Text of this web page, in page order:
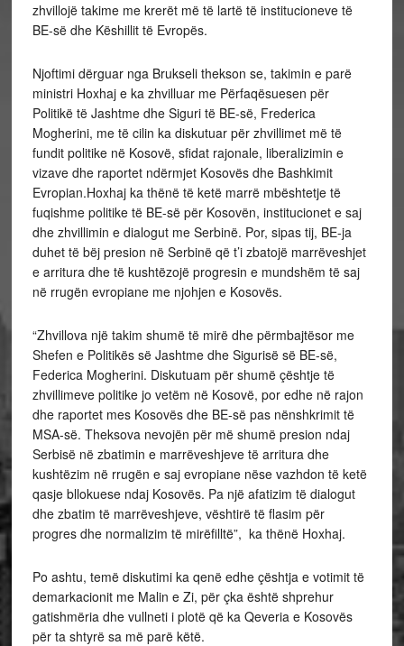
zhvillojë takime me krerët më të lartë të institucioneve të
BE-së dhe Këshillit të Evropës.
Njoftimi dërguar nga Brukseli thekson se, takimin e parë
ministri Hoxhaj e ka zhvilluar me Përfaqësuesen për
Politikë të Jashtme dhe Siguri të BE-së, Frederica
Mogherini, me të cilin ka diskutuar për zhvillimet më të
fundit politike në Kosovë, sfidat rajonale, liberalizimin e
vizave dhe raportet ndërmjet Kosovës dhe Bashkimit
Evropian.Hoxhaj ka thënë të ketë marrë mbështetje të
fuqishme politike të BE-së për Kosovën, institucionet e saj
dhe zhvillimin e dialogut me Serbinë. Por, sipas tij, BE-ja
duhet të bëj presion në Serbinë që t’i zbatojë marrëveshjet
e arritura dhe të kushtëzojë progresin e mundshëm të saj
në rrugën evropiane me njohjen e Kosovës.
“Zhvillova një takim shumë të mirë dhe përmbajtësor me
Shefen e Politikës së Jashtme dhe Sigurisë së BE-së,
Federica Mogherini. Diskutuam për shumë çështje të
zhvillimeve politike jo vetëm në Kosovë, por edhe në rajon
dhe raportet mes Kosovës dhe BE-së pas nënshkrimit të
MSA-së. Theksova nevojën për më shumë presion ndaj
Serbisë në zbatimin e marrëveshjeve të arritura dhe
kushtëzim në rrugën e saj evropiane nëse vazhdon të ketë
qasje bllokuese ndaj Kosovës. Pa një afatizim të dialogut
dhe zbatim të marrëveshjeve, vështirë të flasim për
progres dhe normalizim të mirëfilltë”, ka thënë Hoxhaj.
Po ashtu, temë diskutimi ka qenë edhe çështja e votimit të
demarkacionit me Malin e Zi, për çka është shprehur
gatishmëria dhe vullneti i plotë që ka Qeveria e Kosovës
për ta shtyrë sa më parë këtë.